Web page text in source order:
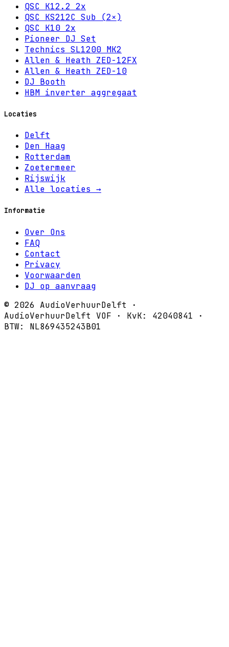
QSC K12.2 2x
QSC KS212C Sub (2×)
QSC K10 2x
Pioneer DJ Set
Technics SL1200 MK2
Allen & Heath ZED-12FX
Allen & Heath ZED-10
DJ Booth
HBM inverter aggregaat
Locaties
Delft
Den Haag
Rotterdam
Zoetermeer
Rijswijk
Alle locaties →
Informatie
Over Ons
FAQ
Contact
Privacy
Voorwaarden
DJ op aanvraag
© 2026 AudioVerhuurDelft ·
AudioVerhuurDelft VOF · KvK: 42040841 ·
BTW: NL869435243B01